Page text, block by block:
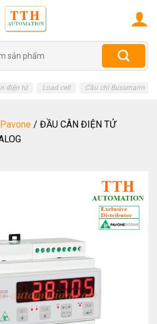
điện tử Load cell Cầu chì Bussmann
/ ĐẦU CÂN ĐIỆN TỬ